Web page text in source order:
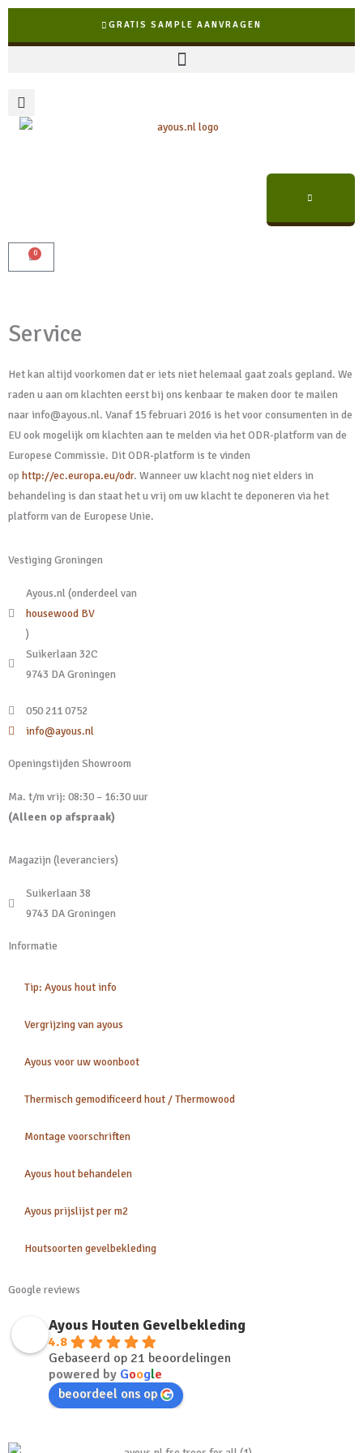
Ga
de
GRATIS SAMPLE AANVRAGEN
0
Winkelwagen
✓ Snelle levering binnen NL & BE
Service
Het kan altijd voorkomen dat er iets niet helemaal gaat zoals gepland. We
raden u aan om klachten eerst bij ons kenbaar te maken door te mailen
naar info@ayous.nl. Vanaf 15 februari 2016 is het voor consumenten in de
EU ook mogelijk om klachten aan te melden via het ODR-platform van de
Europese Commissie. Dit ODR-platform is te vinden
op http://ec.europa.eu/odr. Wanneer uw klacht nog niet elders in
behandeling is dan staat het u vrij om uw klacht te deponeren via het
platform van de Europese Unie.
Vestiging Groningen
Ayous.nl (onderdeel van
housewood BV
)
Suikerlaan 32C
9743 DA Groningen
050 211 0752
info@ayous.nl
Openingstijden Showroom
Ma. t/m vrij: 08:30 – 16:30 uur
(Alleen op afspraak)
Magazijn (leveranciers)
Suikerlaan 38
9743 DA Groningen
Informatie
Tip: Ayous hout info
Vergrijzing van ayous
Ayous voor uw woonboot
Thermisch gemodificeerd hout / Thermowood
Montage voorschriften
Ayous hout behandelen
Ayous prijslijst per m2
Houtsoorten gevelbekleding
Google reviews
Ayous Houten Gevelbekleding
4.8
Gebaseerd op 21 beoordelingen
powered by Google
beoordeel ons op